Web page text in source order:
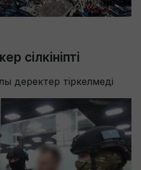
сілкініпті
деректер тіркелмеді